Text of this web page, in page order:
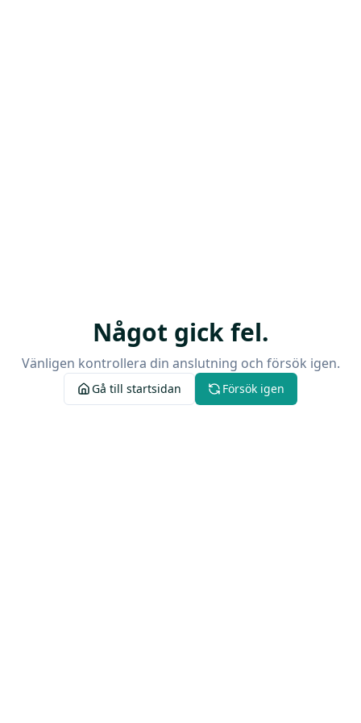
Något gick fel.
Vänligen kontrollera din anslutning och försök igen.
Gå till startsidan Försök igen